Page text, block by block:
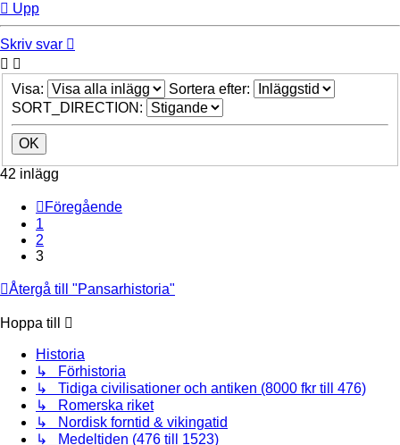
Upp
Skriv svar
Visa:
Sortera efter:
SORT_DIRECTION:
42 inlägg
Föregående
1
2
3
Återgå till "Pansarhistoria"
Hoppa till
Historia
↳ Förhistoria
↳ Tidiga civilisationer och antiken (8000 fkr till 476)
↳ Romerska riket
↳ Nordisk forntid & vikingatid
↳ Medeltiden (476 till 1523)